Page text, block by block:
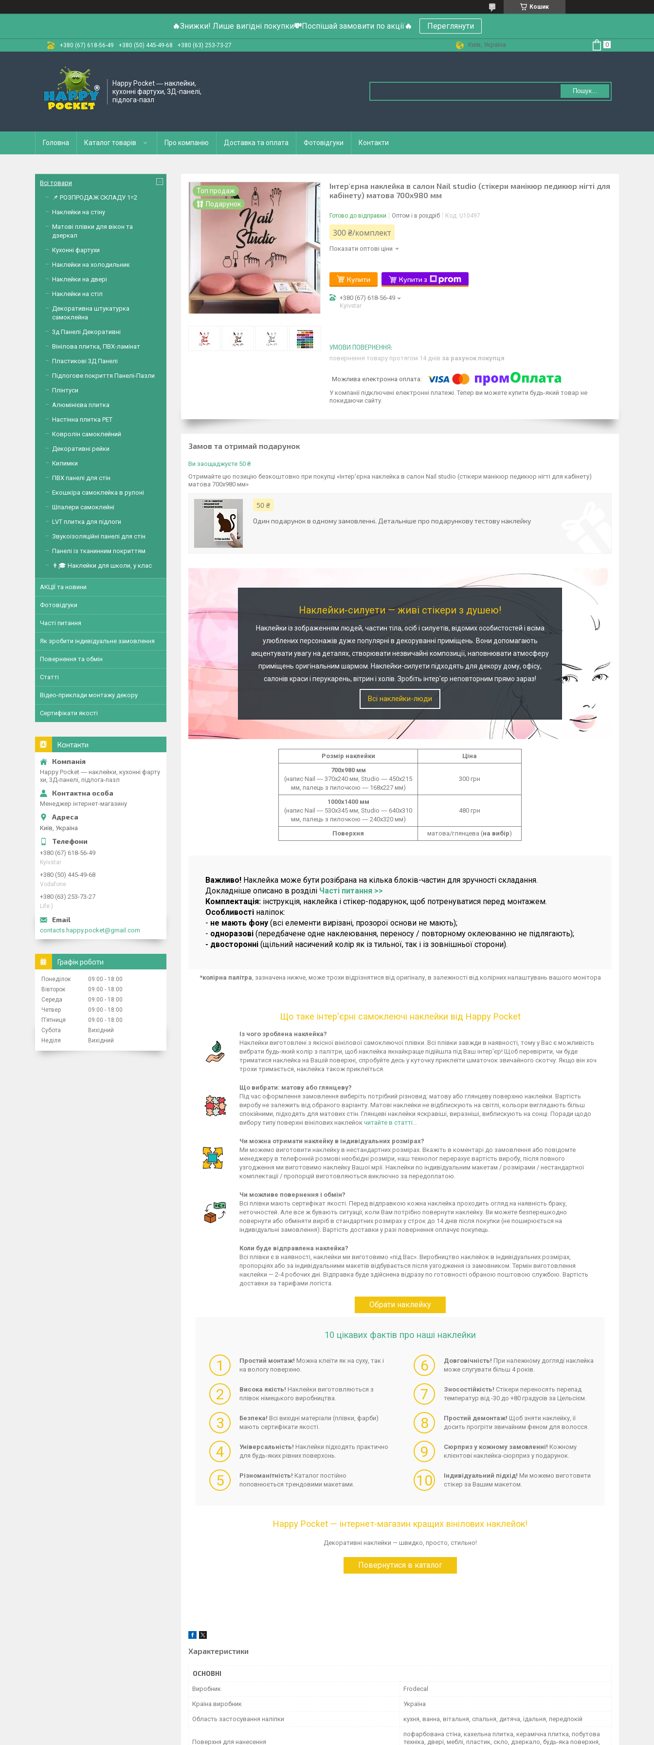
Кошик
🔥Знижки! Лише вигідні покупки💸Поспішай замовити по акції🔥 Переглянути
+380 (67) 618-56-49 +380 (50) 445-49-68 +380 (63) 253-73-27 Київ, Україна
Happy Pocket ― наклейки,
кухонні фартухи, 3Д-панелі,
підлога-пазл
Пошук...
Головна Каталог товарів Про компанію Доставка та оплата Фотовідгуки Контакти
Подарунок
Топ продаж
Інтер'єрна наклейка в салон Nail studio (стікери манікюр педикюр нігті для
кабінету) матова 700х980 мм
Готово до відправки Оптом і в роздріб Код: U10497
300 ₴/комплект
Показати оптові ціни
Купити Купити з
+380 (67) 618-56-49
Kyivstar
повернення товару протягом 14 днів за рахунок покупця
У компанії підключені електронні платежі. Тепер ви можете купити будь-який товар не
покидаючи сайту.
Замов та отримай подарунок
Ви заощаджуєте 50 ₴
Отримайте цю позицію безкоштовно при покупці «Інтер'єрна наклейка в салон Nail studio (стікери манікюр педикюр нігті для кабінету)
матова 700х980 мм»
50 ₴
Один подарунок в одному замовленні. Детальніше про подарункову тестову наклейку
Наклейки-силуети — живі стікери з душею!
Наклейки із зображенням людей, частин тіла, осіб і силуетів, відомих особистостей і всіма
улюблених персонажів дуже популярні в декоруванні приміщень. Вони допомагають
акцентувати увагу на деталях, створювати незвичайні композиції, наповнювати атмосферу
приміщень оригінальним шармом. Наклейки-силуети підходять для декору дому, офісу,
салонів краси і перукарень, вітрин і холів. Зробіть інтер'єр неповторним прямо зараз!
Всі наклейки-люди
Розмір наклейки
Ціна
700х980 мм
(напис Nail ― 370х240 мм, Studio ― 450х215
мм, палець з пилочкою ― 168х227 мм)
300 грн
1000х1400 мм
(напис Nail ― 530х345 мм, Studio ― 640х310
мм, палець з пилочкою ― 240х320 мм)
480 грн
Поверхня матова/глянцева (на вибір)
Важливо! Наклейка може бути розібрана на кілька блоків-частин для зручності складання.
Докладніше описано в розділі Часті питання >>
Комплектація: інструкція, наклейка і стікер-подарунок, щоб потренуватися перед монтажем.
Особливості наліпок:
- не мають фону (всі елементи вирізані, прозорої основи не мають);
- одноразові (передбачене одне наклеювання, переносу / повторному оклеюванню не підлягають);
- двосторонні (щільний насичений колір як із тильної, так і із зовнішньої сторони).
*колірна палітра , зазначена нижче, може трохи відрізнятися від оригіналу, в залежності від колірних налаштувань вашого монітора
Що таке інтер'єрні самоклеючі наклейки від Happy Pocket
Із чого зроблена наклейка?
Наклейки виготовлені з якісної вінілової самоклеючої плівки. Всі плівки завжди в наявності, тому у Вас є можливість
вибрати будь-який колір з палітри, щоб наклейка якнайкраще підійшла під Ваш інтер'єр! Щоб перевірити, чи буде
триматися наклейка на Вашій поверхні, спробуйте десь у куточку приклеїти шматочок звичайного скотчу. Якщо він хоч
трохи тримається, наклейка також приклеїться.
Що вибрати: матову або глянцеву?
Під час оформлення замовлення виберіть потрібний різновид: матову або глянцеву поверхню наклейки. Вартість
виробу не залежить від обраного варіанту. Матові наклейки не відблискують на світлі, кольори виглядають більш
спокійними, підходять для матових стін. Глянцеві наклейки яскравіші, виразніші, виблискують на сонці. Поради щодо
вибору типу поверхні вінілових наклейок читайте в статті...
Чи можна отримати наклейку в індивідуальних розмірах?
Ми можемо виготовити наклейку в нестандартних розмірах. Вкажіть в коментарі до замовлення або повідомте
менеджеру в телефонній розмові необхідні розміри, наш технолог перерахує вартість виробу, після повного
узгодження ми виготовимо наклейку Вашої мрії. Наклейки по індивідуальним макетам / розмірами / нестандартної
комплектації / пропорцій виготовляються виключно за передоплатою.
Чи можливе повернення і обмін?
Всі плівки мають сертифікат якості. Перед відправкою кожна наклейка проходить огляд на наявність браку,
неточностей. Але все ж бувають ситуації, коли Вам потрібно повернути наклейку. Ви можете безперешкодно
повернути або обміняти виріб в стандартних розмірах у строк до 14 днів після покупки (не поширюється на
індивідуальні замовлення). Вартість доставки у разі повернення оплачує покупець.
Коли буде відправлена наклейка?
Всі плівки є в наявності, наклейки ми виготовимо «під Вас». Виробництво наклейок в індивідуальних розмірах,
пропорціях або за індивідуальними макетів відбувається після узгодження із замовником. Термін виготовлення
наклейки — 2-4 робочих дні. Відправка буде здійснена відразу по готовності обраною поштовою службою. Вартість
доставки за тарифами логіста.
Обрати наклейку
10 цікавих фактів про наші наклейки
1 Простий монтаж! Можна клеїти як на суху, так і
на вологу поверхню.
2 Висока якість! Наклейки виготовляються з
плівок німецького виробництва.
3 Безпека! Всі вихідні матеріали (плівки, фарби)
мають сертифікати якості.
4 Універсальність! Наклейки підходять практично
для будь-яких рівних поверхонь.
5 Різноманітність! Каталог постійно
поповнюється трендовими макетами.
6 Довговічність! При належному догляді наклейка
може слугувати більш 4 років.
7 Зносостійкість! Стікери переносять перепад
температур від -30 до +80 градусів за Цельсієм.
8 Простий демонтаж! Щоб зняти наклейку, її
досить прогріти звичайним феном для волосся.
9 Сюрприз у кожному замовленні! Кожному
клієнтові наклейка-сюрприз у подарунок.
10 Індивідуальний підхід! Ми можемо виготовити
стікер за Вашим макетом.
Happy Pocket — інтернет-магазин кращих вінілових наклейок!
Декоративні наклейки — швидко, просто, стильно!
Повернутися в каталог
Характеристики
ОСНОВНІ
Виробник Frodecal
Країна виробник Україна
Область застосування наліпки кухня, ванна, вітальня, спальня, дитяча, їдальня, передпокій
Поверхня для нанесення
пофарбована стіна, кахельна плитка, керамічна плитка, побутова
техніка, двері, меблі, пластик, скло, дзеркало, будь-яка поверхня,
Всі товари
📌 РОЗПРОДАЖ СКЛАДУ 1=2
Наклейки на стіну
Матові плівки для вікон та
дзеркал
Кухонні фартухи
Наклейки на холодильник
Наклейки на двері
Наклейки на стіл
Декоративна штукатурка
самоклейна
3д Панелі Декоративні
Вінілова плитка, ПВХ-ламінат
Пластикові 3Д Панелі
Підлогове покриття Панелі-Пазли
Плінтуси
Алюмінієва плитка
Настінна плитка PET
Ковролін самоклейний
Декоративні рейки
Килимки
ПВХ панелі для стін
Екошкіра самоклейка в рулоні
Шпалери самоклейні
LVT плитка для підлоги
Звукоізоляційні панелі для стін
Панелі із тканинним покриттям
👨🎓 Наклейки для школи, у клас
АКЦІЇ та новини
Фотовідгуки
Часті питання
Як зробити індивідуальне замовлення
Повернення та обмін
Статті
Відео-приклади монтажу декору
Сертифікати якості
Контакти
Happy Pocket ― наклейки, кухонні фарту
хи, 3Д-панелі, підлога-пазл
Менеджер інтернет-магазину
Київ, Україна
+380 (67) 618-56-49
Kyivstar
+380 (50) 445-49-68
Vodafone
+380 (63) 253-73-27
Life:)
contacts.happy.pocket@gmail.com
Графік роботи
Понеділок 09:00
18:00
Вівторок
09:00
18:00
Середа
09:00
18:00
Четвер
09:00
18:00
Пʼятниця
09:00
18:00
Субота
Вихідний
Неділя
Вихідний